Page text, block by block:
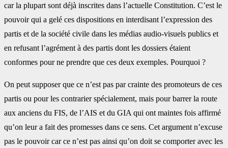
car la plupart sont déjà inscrites dans l’actuelle Constitution. C’est le
pouvoir qui a gelé ces dispositions en interdisant l’expression des
partis et de la société civile dans les médias audio-visuels publics et
en refusant l’agrément à des partis dont les dossiers étaient
conformes pour ne prendre que ces deux exemples. Pourquoi ?
On peut supposer que ce n’est pas par crainte des promoteurs de ces
partis ou pour les contrarier spécialement, mais pour barrer la route
aux anciens du FIS, de l’AIS et du GIA qui ont maintes fois affirmé
qu’on leur a fait des promesses dans ce sens. Cet argument n’excuse
pas le pouvoir car ce n’est pas ainsi qu’on doit se comporter avec les